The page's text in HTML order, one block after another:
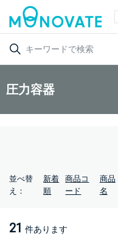
圧力容器
並べ替
え：
新着
順
商品コ
ード
商品
名
21 件あります